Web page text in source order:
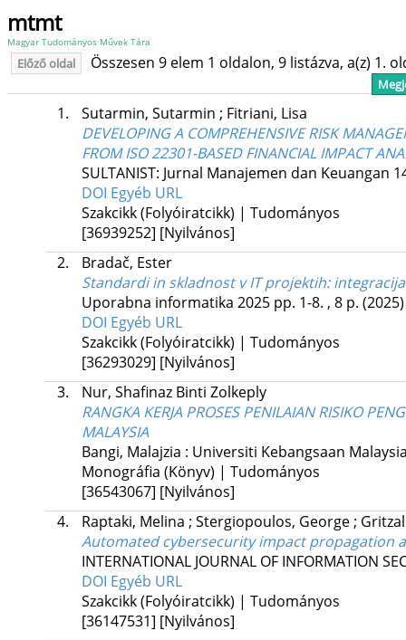
mtmt
Magyar Tudományos Művek Tára
Előző oldal Összesen 9 elem 1 oldalon, 9 listázva, a(z) 1.
1. Sutarmin, Sutarmin ; Fitriani, Lisa
DEVELOPING A COMPREHENSIVE RISK
FROM ISO 22301-BASED FINANCIAL IMPACT
SULTANIST: Jurnal Manajemen dan Keuangan
DOI Egyéb URL
Szakcikk (Folyóiratcikk) | Tudományos
[36939252] [Nyilvános]
2.
Bradač, Ester
Standardi in skladnost v IT projektih:
Uporabna informatika 2025 pp. 1-8. , 8 p. (2025)
DOI Egyéb URL
Szakcikk (Folyóiratcikk) | Tudományos
[36293029] [Nyilvános]
3.
Nur, Shafinaz Binti Zolkeply
RANGKA KERJA PROSES PENILAIAN RISIKO
MALAYSIA
Bangi, Malajzia : Universiti Kebangsaan
Monográfia (Könyv) | Tudományos
[36543067] [Nyilvános]
4.
Raptaki, Melina ; Stergiopoulos, George;
Automated cybersecurity impact propagation
INTERNATIONAL JOURNAL OF INFORMATION
DOI Egyéb URL
Szakcikk (Folyóiratcikk) | Tudományos
[36147531] [Nyilvános]